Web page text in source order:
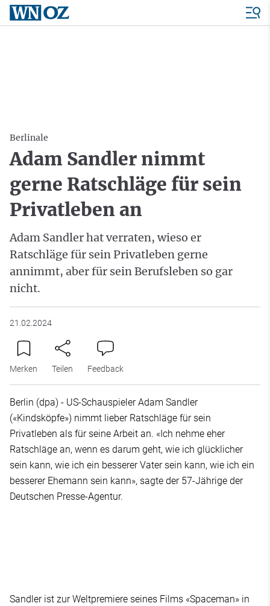
Berlinale
Adam Sandler nimmt
gerne Ratschläge für sein
Privatleben an
Adam Sandler hat verraten, wieso er
Ratschläge für sein Privatleben gerne
annimmt, aber für sein Berufsleben so gar
nicht.
21.02.2024
Merken Teilen Feedback
Berlin (dpa) - US-Schauspieler Adam Sandler
(«Kindsköpfe») nimmt lieber Ratschläge für sein
Privatleben als für seine Arbeit an. «Ich nehme eher
Ratschläge an, wenn es darum geht, wie ich glücklicher
sein kann, wie ich ein besserer Vater sein kann, wie ich ein
besserer Ehemann sein kann», sagte der 57-Jährige der
Deutschen Presse-Agentur.
Sandler ist zur Weltpremiere seines Films «Spaceman» in